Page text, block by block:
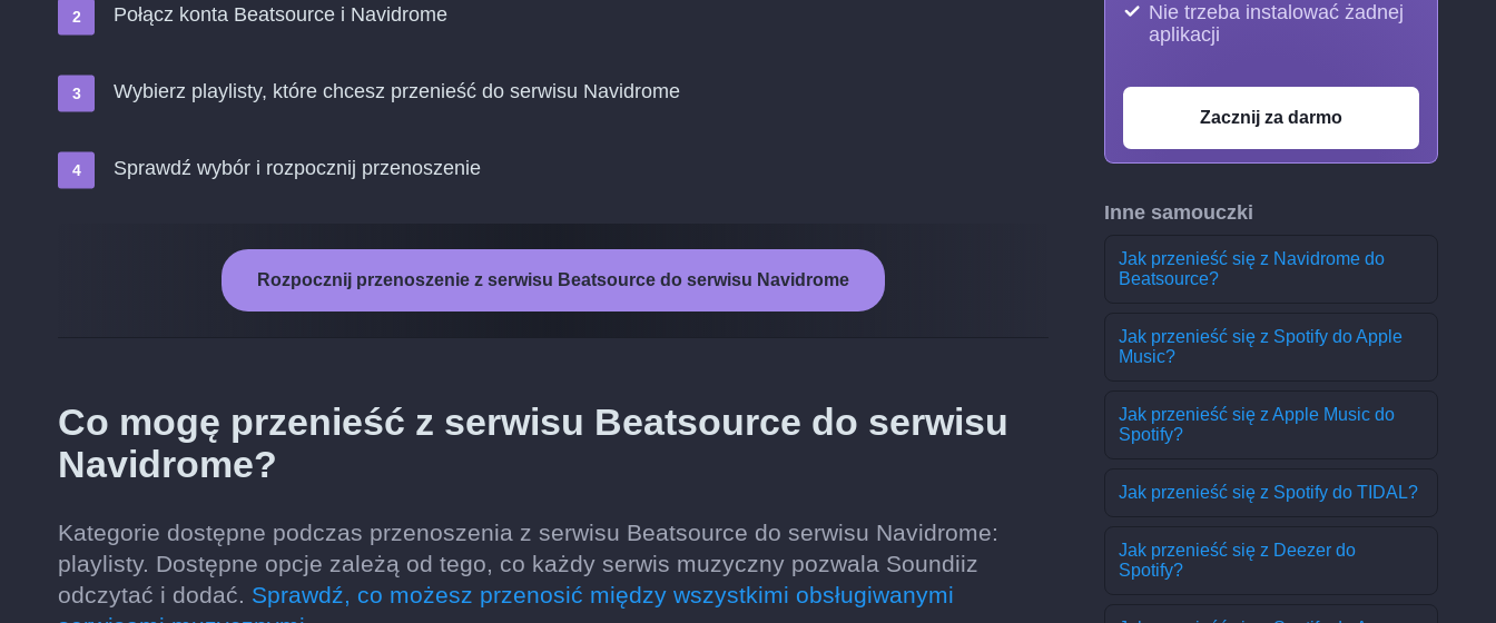
Połącz konta Beatsource i Navidrome
Wybierz playlisty, które chcesz przenieść do serwisu Navidrome
Sprawdź wybór i rozpocznij przenoszenie
Rozpocznij przenoszenie z serwisu Beatsource do serwisu Navidrome
Co mogę przenieść z serwisu Beatsource do serwisu
Navidrome?
Kategorie dostępne podczas przenoszenia z serwisu Beatsource do serwisu Navidrome:
playlisty. Dostępne opcje zależą od tego, co każdy serwis muzyczny pozwala Soundiiz
odczytać i dodać. Sprawdź, co możesz przenosić między wszystkimi obsługiwanymi
Nie trzeba instalować żadnej
aplikacji
Zacznij za darmo
Inne samouczki
Jak przenieść się z Navidrome do
Beatsource?
Jak przenieść się z Spotify do Apple
Music?
Jak przenieść się z Apple Music do
Spotify?
Jak przenieść się z Spotify do TIDAL?
Jak przenieść się z Deezer do
Spotify?